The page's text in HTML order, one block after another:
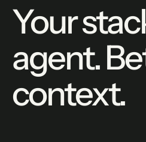
Your
agent.
context.